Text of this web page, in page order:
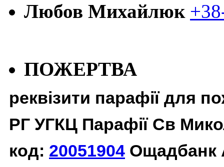
Любов Михайлюк
ПОЖЕРТВА
реквізити парафії для
РГ УГКЦ Парафії Св
код: 20051904 Ощадбанк